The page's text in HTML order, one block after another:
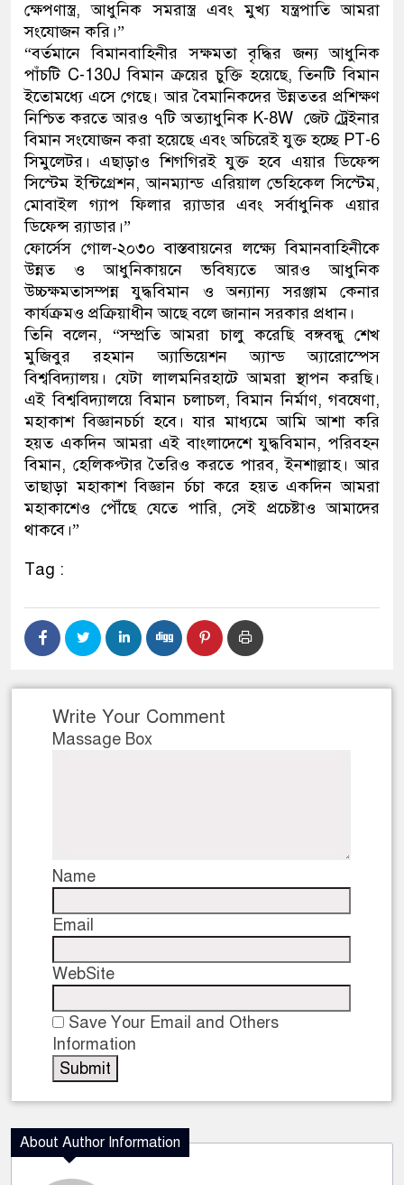
ক্ষেপণাস্ত্র, আধুনিক সমরাস্ত্র এবং মুখ্য যন্ত্রপাতি আমরা
সংযোজন করি।”
“বর্তমানে বিমানবাহিনীর সক্ষমতা বৃদ্ধির জন্য আধুনিক
পাঁচটি C-130J বিমান ক্রয়ের চুক্তি হয়েছে, তিনটি বিমান
ইতোমধ্যে এসে গেছে। আর বৈমানিকদের উন্নততর প্রশিক্ষণ
নিশ্চিত করতে আরও ৭টি অত্যাধুনিক K-8W জেট ট্রেইনার
বিমান সংযোজন করা হয়েছে এবং অচিরেই যুক্ত হচ্ছে PT-6
সিমুলেটর। এছাড়াও শিগগিরই যুক্ত হবে এয়ার ডিফেন্স
সিস্টেম ইন্টিগ্রেশন, আনম্যান্ড এরিয়াল ভেহিকেল সিস্টেম,
মোবাইল গ্যাপ ফিলার র‌্যাডার এবং সর্বাধুনিক এয়ার
ডিফেন্স র‌্যাডার।”
ফোর্সেস গোল-২০৩০ বাস্তবায়নের লক্ষ্যে বিমানবাহিনীকে
উন্নত ও আধুনিকায়নে ভবিষ্যতে আরও আধুনিক
উচ্চক্ষমতাসম্পন্ন যুদ্ধবিমান ও অন্যান্য সরঞ্জাম কেনার
কার্যক্রমও প্রক্রিয়াধীন আছে বলে জানান সরকার প্রধান।
তিনি বলেন, “সম্প্রতি আমরা চালু করেছি বঙ্গবন্ধু শেখ
মুজিবুর রহমান অ্যাভিয়েশন অ্যান্ড অ্যারোস্পেস
বিশ্ববিদ্যালয়। যেটা লালমনিরহাটে আমরা স্থাপন করছি।
এই বিশ্ববিদ্যালয়ে বিমান চলাচল, বিমান নির্মাণ, গবষেণা,
মহাকাশ বিজ্ঞানচর্চা হবে। যার মাধ্যমে আমি আশা করি
হয়ত একদিন আমরা এই বাংলাদেশে যুদ্ধবিমান, পরিবহন
বিমান, হেলিকপ্টার তৈরিও করতে পারব, ইনশাল্লাহ। আর
তাছাড়া মহাকাশ বিজ্ঞান র্চচা করে হয়ত একদিন আমরা
মহাকাশেও পৌঁছে যেতে পারি, সেই প্রচেষ্টাও আমাদের
থাকবে।”
Tag :
Write Your Comment
Massage Box
Name
Email
WebSite
Save Your Email and Others
Information
About Author Information